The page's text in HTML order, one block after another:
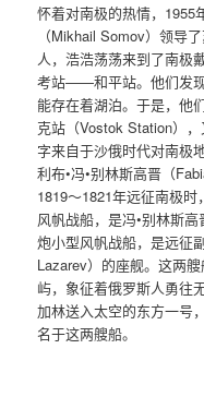
怀着对南极的热情，1955
（Mikhail Somov）领导
人，浩浩荡荡来到了南极
考站——和平站。他们发
能存在着湖泊。于是，他
克站（Vostok Station）
字来自于沙俄时代对南极
利布•冯•别林斯高晋（
1819～1821年远征南极
风帆战船，是冯•别林斯
炮小型风帆战船，是远征
Lazarev）的座舰。这两
屿，象征着俄罗斯人勇往
加林送入太空的东方一号
名于这两艘船。